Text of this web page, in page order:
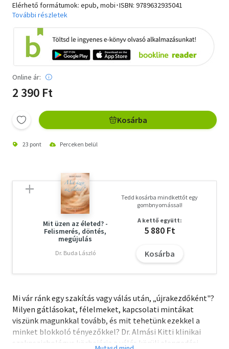
Elérhető formátumok: epub, mobi･ISBN: 9789632935041
További részletek
Online ár:
2 390 Ft
Kosárba
23 pont Perceken belül
Mit üzen az életed? -
Felismerés, döntés,
megújulás
Dr. Buda László
Tedd kosárba mindkettőt egy
gombnyomással!
A kettő együtt:
5 880 Ft
Kosárba
Mi vár ránk egy szakítás vagy válás után, „újrakezdőként"?
Milyen gátlásokat, félelmeket, kapcsolati mintákat
viszünk magunkkal tovább, és mit tehetünk ezekkel a
minket blokkoló tényezőkkel? Dr. Almási Kitti klinikai
szakpszichológus körbejárja a válás körüli elengedési